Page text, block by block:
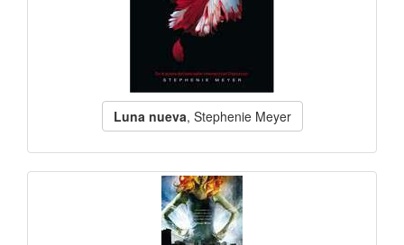
Luna nueva, Stephenie Meyer